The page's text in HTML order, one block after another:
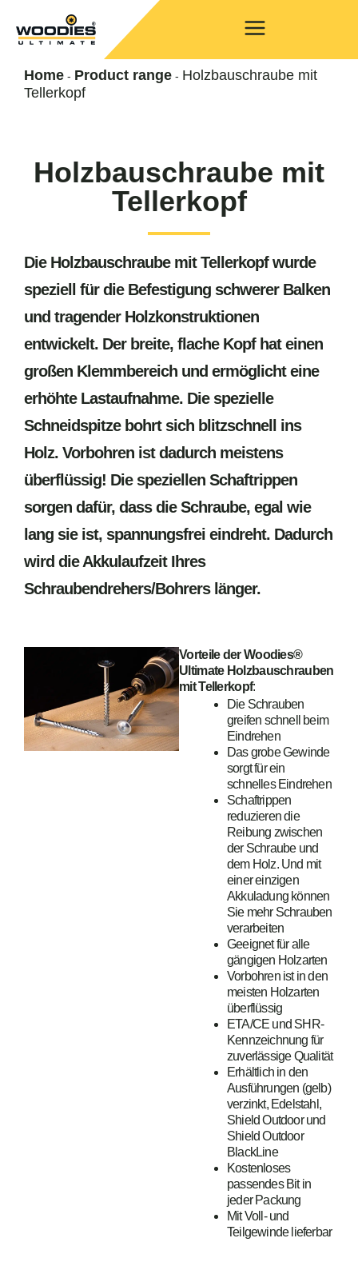
Home - Product range - Holzbauschraube mit
Tellerkopf
Holzbauschraube mit
Tellerkopf
Die Holzbauschraube mit Tellerkopf wurde
speziell für die Befestigung schwerer Balken
und tragender Holzkonstruktionen
entwickelt. Der breite, flache Kopf hat einen
großen Klemmbereich und ermöglicht eine
erhöhte Lastaufnahme. Die spezielle
Schneidspitze bohrt sich blitzschnell ins
Holz. Vorbohren ist dadurch meistens
überflüssig! Die speziellen Schaftrippen
sorgen dafür, dass die Schraube, egal wie
lang sie ist, spannungsfrei eindreht. Dadurch
wird die Akkulaufzeit Ihres
Schraubendrehers/Bohrers länger.
Vorteile der Woodies®
Ultimate Holzbauschrauben
mit Tellerkopf:
Die Schrauben
greifen schnell beim
Eindrehen
Das grobe Gewinde
sorgt für ein
schnelles Eindrehen
Schaftrippen
reduzieren die
Reibung zwischen
der Schraube und
dem Holz. Und mit
einer einzigen
Akkuladung können
Sie mehr Schrauben
verarbeiten
Geeignet für alle
gängigen Holzarten
Vorbohren ist in den
meisten Holzarten
überflüssig
ETA/CE und SHR-
Kennzeichnung für
zuverlässige Qualität
Erhältlich in den
Ausführungen (gelb)
verzinkt, Edelstahl,
Shield Outdoor und
Shield Outdoor
BlackLine
Kostenloses
passendes Bit in
jeder Packung
Mit Voll- und
Teilgewinde lieferbar